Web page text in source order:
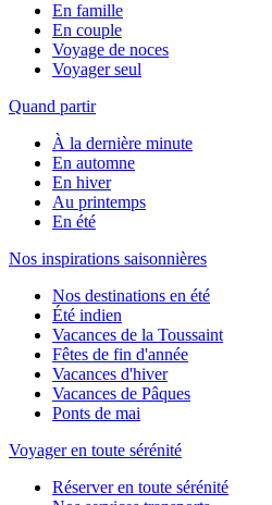
En famille
En couple
Voyage de noces
Voyager seul
Quand partir
À la dernière minute
En automne
En hiver
Au printemps
En été
Nos inspirations saisonnières
Nos destinations en été
Été indien
Vacances de la Toussaint
Fêtes de fin d'année
Vacances d'hiver
Vacances de Pâques
Ponts de mai
Voyager en toute sérénité
Réserver en toute sérénité